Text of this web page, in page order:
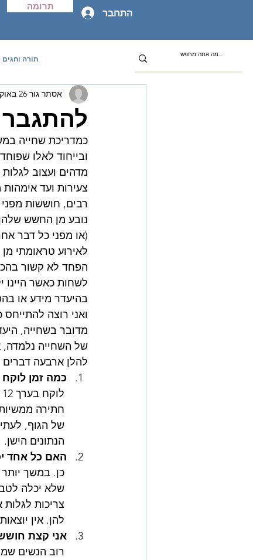
תרומה
התחבר
תורה וחגים
אסתר גור 26 באוק׳ 2017
כמדריכת שחייה
ובייחוד לאלו
מדהים ועצוב
צעירות ועד
רבים, חוששות
נובע מן החשש
(או מפני כל דבר
לאירוע טראומתי
הפחד לא קשור
לשחות כאשר היינו
בהיעדר מידע או
ואני רוצה
מדובר בשחייה,
של השחייה נלמדה,
להלן ארבעה דברים
כמה זמן לוקח
חתירה
של הגוף,
הנתונים הישן.
האם כל אחד
כן. במשך
שלא יכלה
צריכות
להן. אין
אני קצת
רוב הנשים